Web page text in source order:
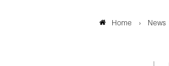
Home News